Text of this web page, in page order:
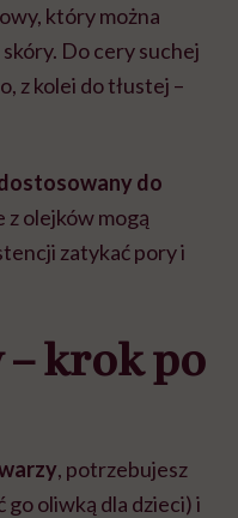
który można
Do cery suchej
z kolei do tłustej –
do
z olejków mogą
zatykać pory i
– krok po
, potrzebujesz
go oliwką dla dzieci) i